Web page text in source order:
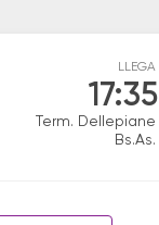
LLEGA
17:35
Term. Dellepiane
Bs.As.